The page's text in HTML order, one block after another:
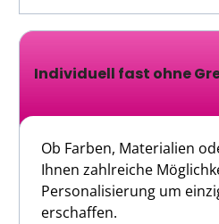
Individuell fast ohne
Ob Farben, Materialien
Ihnen zahlreiche
Personalisierung um
erschaffen.